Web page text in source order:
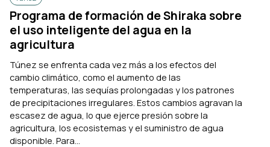
Programa de formación de Shiraka sobre
el uso inteligente del agua en la
agricultura
Túnez se enfrenta cada vez más a los efectos del
cambio climático, como el aumento de las
temperaturas, las sequías prolongadas y los patrones
de precipitaciones irregulares. Estos cambios agravan la
escasez de agua, lo que ejerce presión sobre la
agricultura, los ecosistemas y el suministro de agua
disponible. Para...